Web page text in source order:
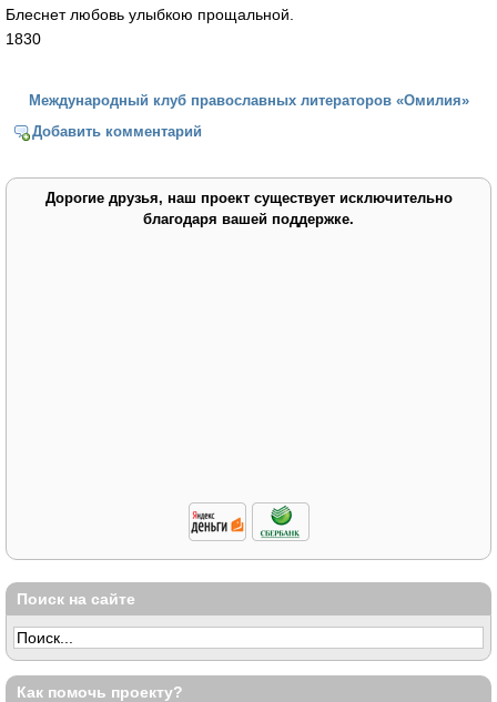
Блеснет любовь улыбкою прощальной.
1830
Международный клуб православных литераторов «Омилия»
Добавить комментарий
Дорогие друзья, наш проект существует исключительно
благодаря вашей поддержке.
Поиск на сайте
Как помочь проекту?